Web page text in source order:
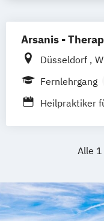
Arsanis -
Düsseldorf
Aachen
Fernlehrgang
Heilpraktiker
Alle 1